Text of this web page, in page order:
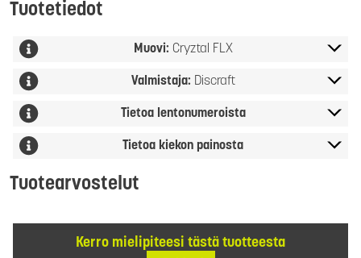
Tuotetiedot
Muovi: Cryztal FLX
Valmistaja: Discraft
Tietoa lentonumeroista
Tietoa kiekon painosta
Tuotearvostelut
Kerro mielipiteesi tästä tuotteesta